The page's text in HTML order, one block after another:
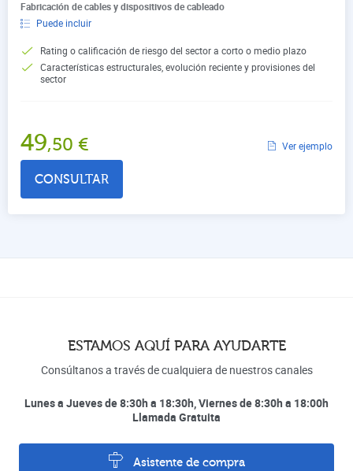
Fabricación de cables y dispositivos de cableado
Puede incluir
Rating o calificación de riesgo del sector a corto o medio plazo
Características estructurales, evolución reciente y provisiones del
sector
49,50 € Ver ejemplo
CONSULTAR
ESTAMOS AQUÍ PARA AYUDARTE
Consúltanos a través de cualquiera de nuestros canales
Lunes a Jueves de 8:30h a 18:30h, Viernes de 8:30h a 18:00h
Llamada Gratuita
Asistente de compra